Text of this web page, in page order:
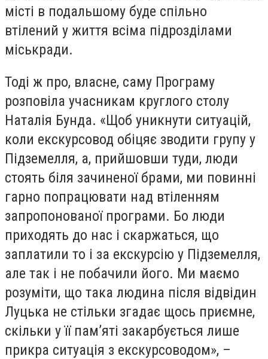
місті в подальшому буде спільно
втілений у життя всіма підрозділами
міськради.
Тоді ж про, власне, саму Програму
розповіла учасникам круглого столу
Наталія Бунда. «Щоб уникнути ситуацій,
коли екскурсовод обіцяє зводити групу у
Підземелля, а, прийшовши туди, люди
стоять біля зачиненої брами, ми повинні
гарно попрацювати над втіленням
запропонованої програми. Бо люди
приходять до нас і скаржаться, що
заплатили то і за екскурсію у Підземелля,
але так і не побачили його. Ми маємо
розуміти, що така людина після відвідин
Луцька не стільки згадає щось приємне,
скільки у її пам’яті закарбується лише
прикра ситуація з екскурсоводом», –